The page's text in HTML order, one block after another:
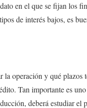
en el que se fijan los
de interés bajos, es
la operación y qué
Tan importante es
deberá estudiar el